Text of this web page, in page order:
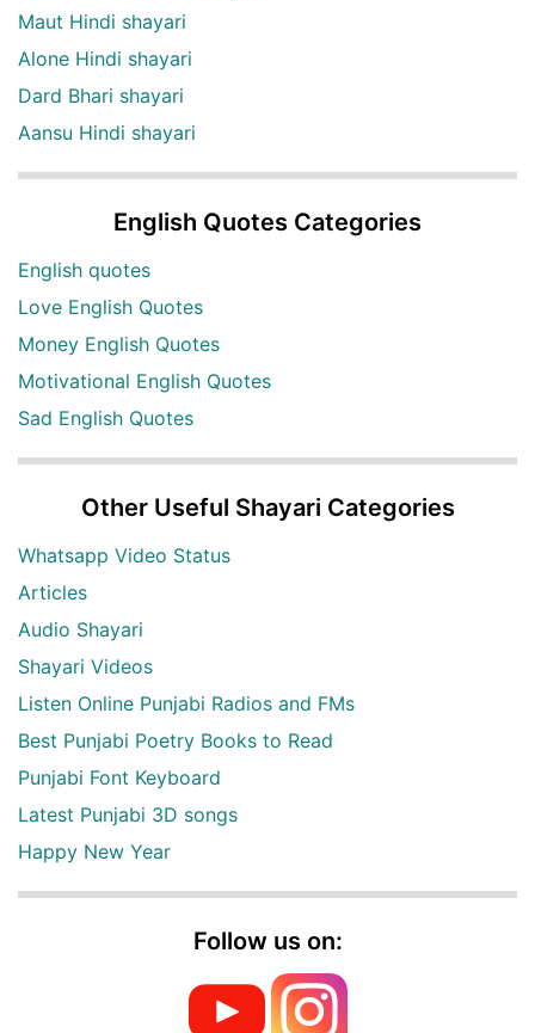
Maut Hindi shayari
Alone Hindi shayari
Dard Bhari shayari
Aansu Hindi shayari
English Quotes Categories
English quotes
Love English Quotes
Money English Quotes
Motivational English Quotes
Sad English Quotes
Other Useful Shayari Categories
Whatsapp Video Status
Articles
Audio Shayari
Shayari Videos
Listen Online Punjabi Radios and FMs
Best Punjabi Poetry Books to Read
Punjabi Font Keyboard
Latest Punjabi 3D songs
Happy New Year
Follow us on: